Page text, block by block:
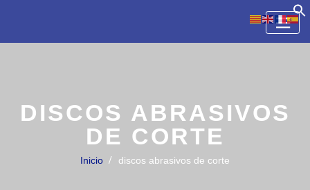
content
DISCOS ABRASIVOS
DE CORTE
Inicio discos abrasivos de corte